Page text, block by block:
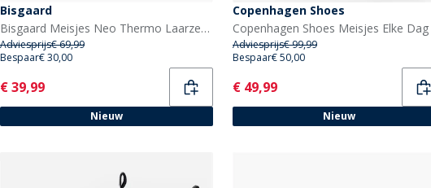
Bisgaard
Bisgaard Meisjes Neo Thermo Laarzen Plum
Adviesprijs€ 69,99
Bespaar€ 30,00
Current
€ 39,99
Nieuw
Copenhagen Shoes
Adviesprijs€ 99,99
Bespaar€ 50,00
Current
€ 49,99
Nieuw